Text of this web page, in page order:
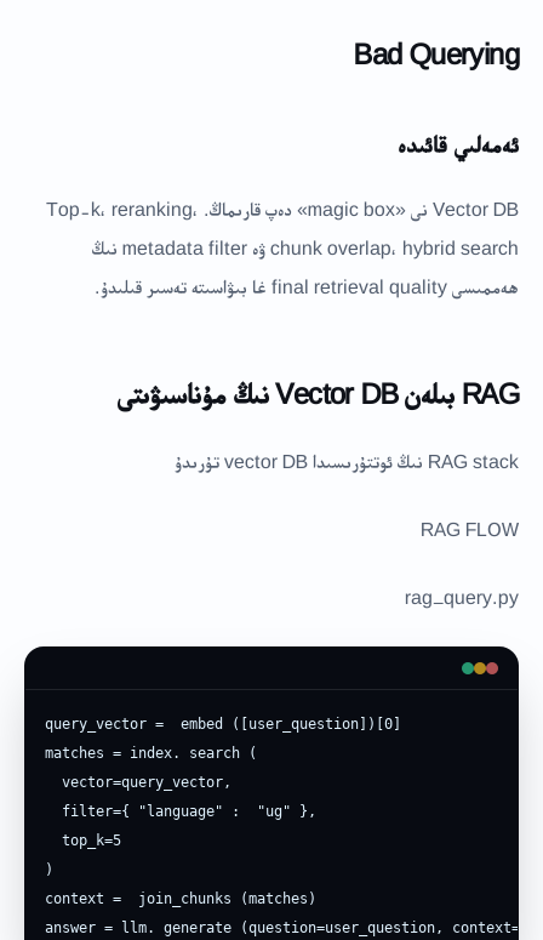
Bad Querying
ئەمەلىي قائىدە
Vector DB نى «magic box» دەپ قارىماڭ. Top-k، reranking،
chunk overlap، hybrid search ۋە metadata filter نىڭ
ھەممىسى final retrieval quality غا بىۋاسىتە تەسىر قىلىدۇ.
RAG بىلەن Vector DB نىڭ مۇناسىۋىتى
RAG stack نىڭ ئوتتۇرىسىدا vector DB تۇرىدۇ
RAG FLOW
rag_query.py
query_vector =  embed ([user_question])[0]
matches = index. search (
  vector=query_vector,
  filter={ "language" :  "ug" },
  top_k=5
)
context =  join_chunks (matches)
answer = llm. generate (question=user_question,